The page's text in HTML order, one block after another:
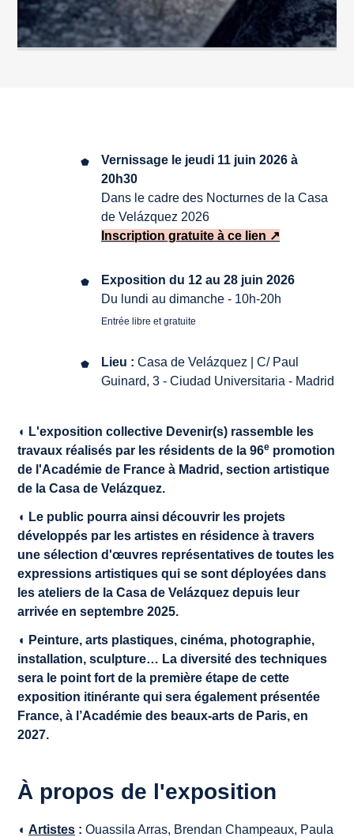
Vernissage le jeudi 11 juin 2026 à
20h30
Dans le cadre des Nocturnes de la Casa
de Velázquez 2026
Inscription gratuite à ce lien ↗
Exposition du 12 au 28 juin 2026
Du lundi au dimanche - 10h-20h
Entrée libre et gratuite
Lieu : Casa de Velázquez | C/ Paul
Guinard, 3 - Ciudad Universitaria - Madrid
◖ L'exposition collective Devenir(s) rassemble les
travaux réalisés par les résidents de la 96e promotion
de l'Académie de France à Madrid, section artistique
de la Casa de Velázquez.
◖ Le public pourra ainsi découvrir les projets
développés par les artistes en résidence à travers
une sélection d'œuvres représentatives de toutes les
expressions artistiques qui se sont déployées dans
les ateliers de la Casa de Velázquez depuis leur
arrivée en septembre 2025.
◖ Peinture, arts plastiques, cinéma, photographie,
installation, sculpture… La diversité des techniques
sera le point fort de la première étape de cette
exposition itinérante qui sera également présentée
France, à l’Académie des beaux-arts de Paris, en
2027.
À propos de l'exposition
◖ Artistes : Ouassila Arras, Brendan Champeaux, Paula